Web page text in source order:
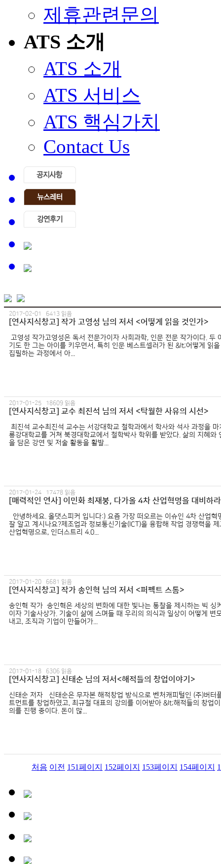
제휴관련문의
ATS 소개
ATS 소개
ATS 서비스
ATS 핵심가치
Contact Us
2017-02-01 6413 읽음
[연사지식창고] 작가 고영성 님의 저서 <어떻게 읽을 것인가>
고영성 작가 고영성은 독서 전문가이자 사회과학, 인문 전문 작가이다. 두
기도 한 그는 아이를 키우면서, 특히 인문 베스트셀러가 된 &lt;어떻게 읽
집필하는 과정에서 아...
2017-01-25 18609 읽음
[연사지식창고] 교수 최진석 님의 저서 <탁월한 사유의 시선>
최진석 교수 최진석 교수는 서강대학교 철학과에서 학사와 석사 과정을
룡강대학교를 거쳐 북경대학교에서 철학박사 학위를 받았다. 삶의 지혜와
을 담은 강연 및 저술 활동을 활발...
2017-01-24 17478 읽음
[매력적인 연사] 이민화 최재붕, 다가올 4차 산업혁명을 대비하
안녕하세요. 올댓스피커 입니다:) 요즘 가장 떠오르는 이슈인 4차 산업혁
잘 알고 계시나요?제조업과 정보통신기술(ICT)을 융합해 작업 경쟁력을
산업혁명으로, 인더스트리 4.0...
2017-01-20 6681 읽음
[연사지식창고] 작가 송인혁 님의 저서 <퍼펙트 스톰>
송인혁 작가 ​송인혁은 세상의 변화에 대한 빛나는 통찰을 제시하는 빅
이자 기술사상가. 기술이 삶에 스며들 때 우리의 의식과 일상이 어떻게 변
내고, 조직과 기업이 만들어가...
2017-01-18 6306 읽음
[연사지식창고] 신태순 님의 저서<해적들의 창업이야기>
신태순 저자 ​신태순은 무자본 해적창업 방식으로 벤처캐피털인 (주)버터
트먼트를 창업하였고, 최규철 대표의 강의를 이어받아 &lt;해적들의 창업
의를 진행 중이다. 돈이 많...
처음 이전 151페이지 152페이지 153페이지 154페이지